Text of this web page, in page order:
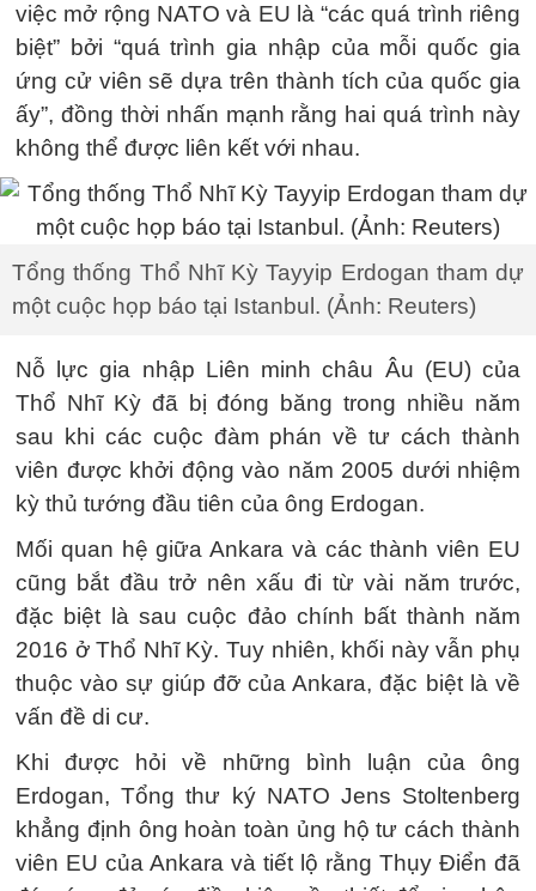
việc mở rộng NATO và EU là “các quá trình riêng
biệt” bởi “quá trình gia nhập của mỗi quốc gia
ứng cử viên sẽ dựa trên thành tích của quốc gia
ấy”, đồng thời nhấn mạnh rằng hai quá trình này
không thể được liên kết với nhau.
Tổng thống Thổ Nhĩ Kỳ Tayyip Erdogan tham dự
một cuộc họp báo tại Istanbul. (Ảnh: Reuters)
Nỗ lực gia nhập Liên minh châu Âu (EU) của
Thổ Nhĩ Kỳ đã bị đóng băng trong nhiều năm
sau khi các cuộc đàm phán về tư cách thành
viên được khởi động vào năm 2005 dưới nhiệm
kỳ thủ tướng đầu tiên của ông Erdogan.
Mối quan hệ giữa Ankara và các thành viên EU
cũng bắt đầu trở nên xấu đi từ vài năm trước,
đặc biệt là sau cuộc đảo chính bất thành năm
2016 ở Thổ Nhĩ Kỳ. Tuy nhiên, khối này vẫn phụ
thuộc vào sự giúp đỡ của Ankara, đặc biệt là về
vấn đề di cư.
Khi được hỏi về những bình luận của ông
Erdogan, Tổng thư ký NATO Jens Stoltenberg
khẳng định ông hoàn toàn ủng hộ tư cách thành
viên EU của Ankara và tiết lộ rằng Thụy Điển đã